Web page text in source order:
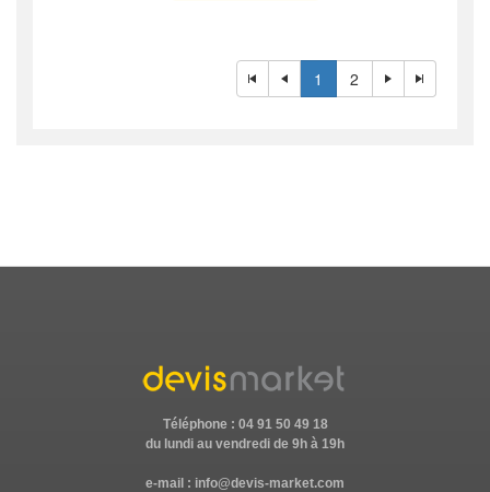
1 2
Téléphone : 04 91 50 49 18
du lundi au vendredi de 9h à 19h
e-mail : info@devis-market.com